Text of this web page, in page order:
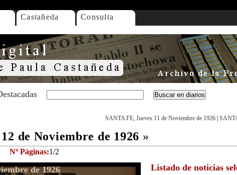
Castañeda Consulta
SANTA FE, Jueves 11 de Noviembre de 1926
de Noviembre de 1926 »
Nº Páginas:1/2
de 1926 Listado de noticias